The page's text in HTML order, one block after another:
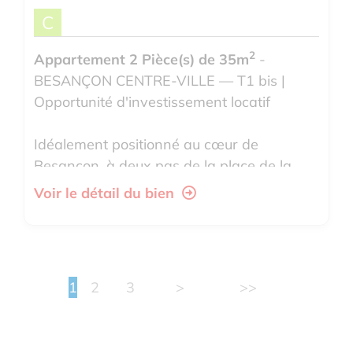
C
Appartement 2 Pièce(s) de 35m2 -
BESANÇON CENTRE-VILLE — T1 bis |
Opportunité d'investissement locatif
Idéalement positionné au cœur de
Besançon, à deux pas de la place de la
Révolution, ce T1 bis représente une
Voir le détail du bien
1 2 3 > >>